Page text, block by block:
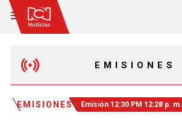
EMISIONES
MAÑANA EXPRESS
EMISIONES Emisión 12:30 PM 12:28 p. m.